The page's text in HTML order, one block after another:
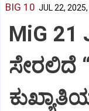
BIG 10 JUL 22,
MiG
ಸೇರಲಿದೆ